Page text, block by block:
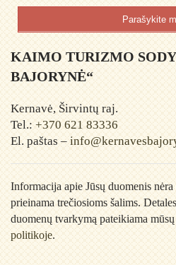
Parašykite
KAIMO TURIZMO
BAJORYNĖ“
Kernavė, Širvintų raj.
Tel.: +370 621 83336
El. paštas –
Informacija apie Jūsų duomenis
prieinama trečiosioms šalims.
duomenų tvarkymą pateikiama mūsų
politikoje.